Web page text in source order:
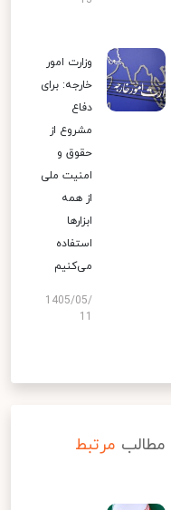
وزارت امور
خارجه: برای
دفاع
مشروع از
حقوق و
امنیت ملی
از همه
ابزارها
استفاده
می‌کنیم
1405/05/
مطالب مرتبط